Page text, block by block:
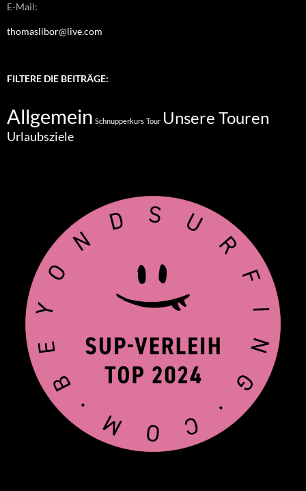
E-Mail:
thomaslibor@live.com
FILTERE DIE BEITRÄGE:
Allgemein Schnupperkurs Tour Unsere Touren
Urlaubsziele